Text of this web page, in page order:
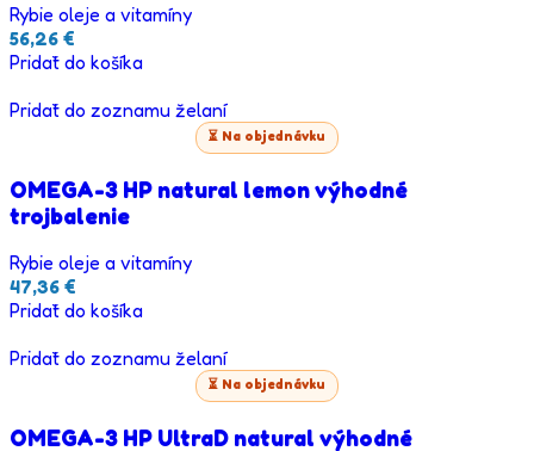
Rybie oleje a vitamíny
56,26 €
Pridať do košíka
Pridať do zoznamu želaní
⏳ Na objednávku
OMEGA-3 HP natural lemon výhodné
trojbalenie
Rybie oleje a vitamíny
47,36 €
Pridať do košíka
Pridať do zoznamu želaní
⏳ Na objednávku
OMEGA-3 HP UltraD natural výhodné